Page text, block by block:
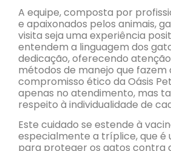
A equipe, composta por
e apaixonados pelos animais,
visita seja uma experiência
entendem a linguagem dos
dedicação, oferecendo
métodos de manejo que fazem
compromisso ético da Oásis
apenas no atendimento, mas
respeito à individualidade de
Este cuidado se estende à
especialmente a tríplice, que é
para proteger os gatos contra